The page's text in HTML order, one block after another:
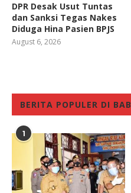
DPR Desak Usut Tuntas
dan Sanksi Tegas Nakes
Diduga Hina Pasien BPJS
August 6, 2026
BERITA POPULER DI
1